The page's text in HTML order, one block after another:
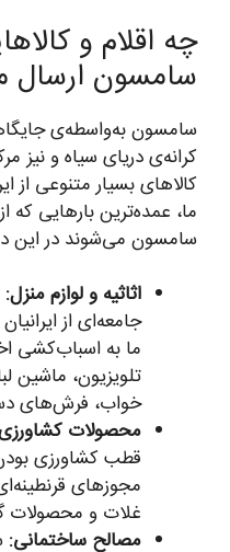
چه اقلام و
سامسون ارسال
سامسون به‌واسطه‌ی
کرانه‌ی دریای سیاه و نیز
کالاهای بسیار متنوعی
ما، عمده‌ترین بارهایی که
سامسون می‌شوند در این
اثاثیه و لوازم منزل:
جامعه‌ای از
ما به اسباب‌کشی
تلویزیون، ماشین
خواب، فرش‌های
محصولات
قطب کشاورزی
مجوزهای
غلات و محصولات
مصالح ساختمانی: